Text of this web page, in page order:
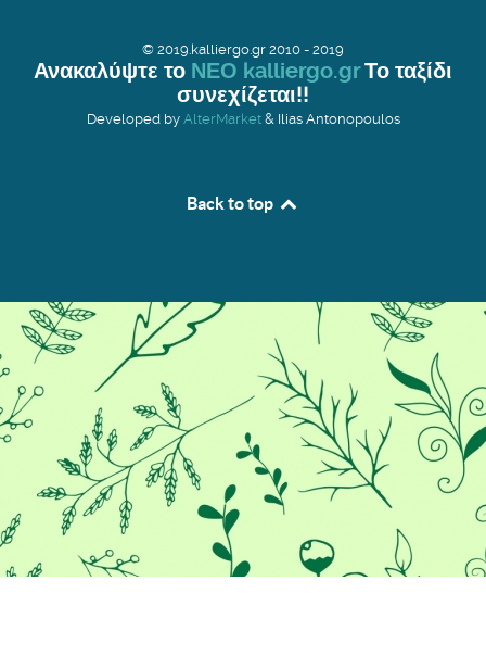
© 2019.kalliergo.gr 2010 - 2019
Ανακαλύψτε το ΝΕΟ kalliergo.grΤο ταξίδι
συνεχίζεται!!
Developed by AlterMarket& Ilias Antonopoulos
Back to top